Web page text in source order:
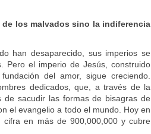
los malvados sino la indiferencia
han desaparecido, sus imperios se
Pero el imperio de Jesús, construido
del amor, sigue creciendo.
dedicados, que, a través de la
de sacudir las formas de bisagras de
el evangelio a todo el mundo. Hoy en
en más de 900,000,000 y cubre